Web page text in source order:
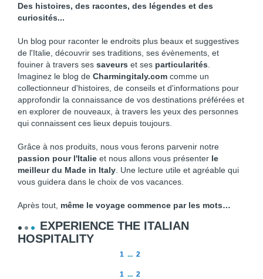
Des histoires, des racontes, des légendes et des
curiosités...
Un blog pour raconter le endroits plus beaux et suggestives
de l'Italie, découvrir ses traditions, ses évènements, et
fouiner à travers ses saveurs et ses particularités
Imaginez le blog de Charmingitaly.com comme un
collectionneur d'histoires, de conseils et d'informations pour
approfondir la connaissance de vos destinations préférées et
en explorer de nouveaux, à travers les yeux des personnes
qui connaissent ces lieux depuis toujours.
Grâce à nos produits, nous vous ferons parvenir notre
passion pour l'Italie et nous allons vous présenter le
meilleur du Made in Italy . Une lecture utile et agréable qui
vous guidera dans le choix de vos vacances.
Après tout, même le voyage commence par les mots…
EXPERIENCE THE ITALIAN
HOSPITALITY
1 ... 2
1 ... 2